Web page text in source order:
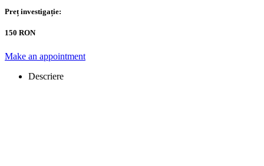
Preț investigație:
150 RON
Make an appointment
Descriere